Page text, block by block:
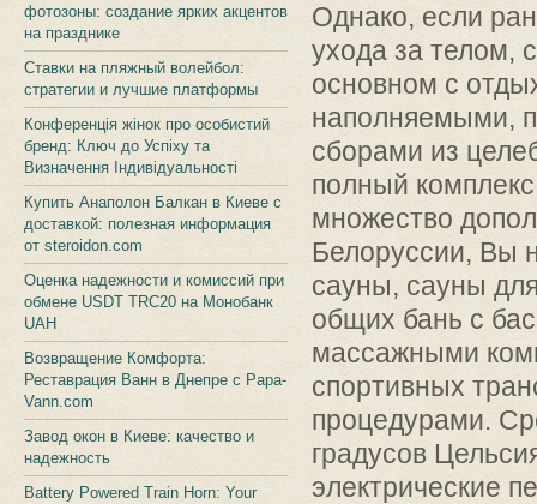
фотозоны: создание ярких акцентов
на празднике
Ставки на пляжный волейбол:
стратегии и лучшие платформы
Конференція жінок про особистий
бренд: Ключ до Успіху та
Визначення Індивідуальності
Купить Анаполон Балкан в Киеве с
доставкой: полезная информация
от steroidon.com
Оценка надежности и комиссий при
обмене USDT TRC20 на Монобанк
UAH
Возвращение Комфорта:
Реставрация Ванн в Днепре с Papa-
Vann.com
Завод окон в Киеве: качество и
надежность
Battery Powered Train Horn: Your
Однако, если
ухода за телом,
основном с
наполняемыми,
сборами из
полный
множество
Белоруссии, Вы
сауны, сауны
общих бань с
массажными
спортивных
процедурами.
градусов
электрические